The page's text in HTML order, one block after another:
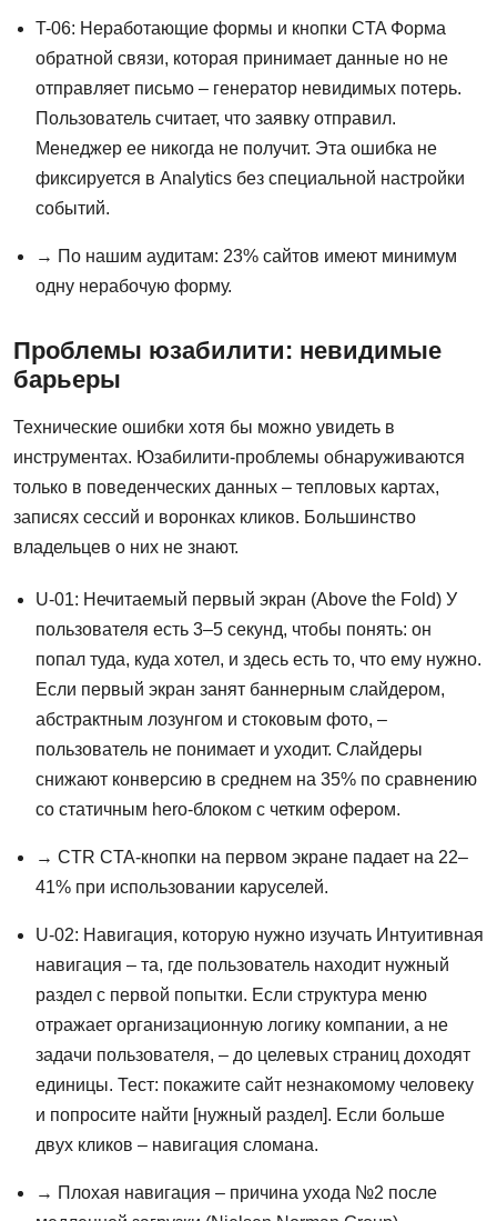
T-06: Неработающие формы и кнопки CTA Форма
обратной связи, которая принимает данные но не
отправляет письмо – генератор невидимых потерь.
Пользователь считает, что заявку отправил.
Менеджер ее никогда не получит. Эта ошибка не
фиксируется в Analytics без специальной настройки
событий.
→ По нашим аудитам: 23% сайтов имеют минимум
одну нерабочую форму.
Проблемы юзабилити: невидимые
барьеры
Технические ошибки хотя бы можно увидеть в
инструментах. Юзабилити-проблемы обнаруживаются
только в поведенческих данных – тепловых картах,
записях сессий и воронках кликов. Большинство
владельцев о них не знают.
U-01: Нечитаемый первый экран (Above the Fold) У
пользователя есть 3–5 секунд, чтобы понять: он
попал туда, куда хотел, и здесь есть то, что ему нужно.
Если первый экран занят баннерным слайдером,
абстрактным лозунгом и стоковым фото, –
пользователь не понимает и уходит. Слайдеры
снижают конверсию в среднем на 35% по сравнению
со статичным hero-блоком с четким офером.
→ CTR CTA-кнопки на первом экране падает на 22–
41% при использовании каруселей.
U-02: Навигация, которую нужно изучать Интуитивная
навигация – та, где пользователь находит нужный
раздел с первой попытки. Если структура меню
отражает организационную логику компании, а не
задачи пользователя, – до целевых страниц доходят
единицы. Тест: покажите сайт незнакомому человеку
и попросите найти [нужный раздел]. Если больше
двух кликов – навигация сломана.
→ Плохая навигация – причина ухода №2 после